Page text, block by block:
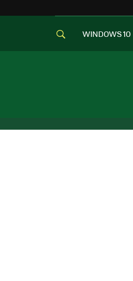
WINDOWS 10